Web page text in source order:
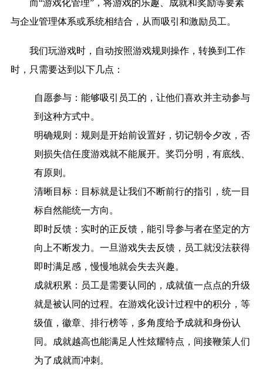
而“游戏化管理”， 将游戏的乐趣、成就和奖励等要素
与企业管理体系或系统相结合，从而吸引和激励员工。
我们玩游戏时，自动按照游戏规则操作，转换到工作
时，只需要达到以下几点：
自愿参与： 能够吸引员工的，让他们喜欢并主动参与
到这种方式中。
明确规则： 规则是开始前设置好，切记朝令夕改，否
则损失信任度游戏就不能展开。奖罚分明，有底线、
有原则。
清晰目标： 目标就是让我们不断前行的指引，统一目
标自然能统一方向。
即时反馈： 实时的正反馈，能引导参与者在坚定的方
向上不断发力。一旦游戏失去反馈，员工就没法获得
即时满足感，慢慢地就会失去兴趣。
成就积累： 员工是需要认同的，成就值一点点的升级
就是被认同的过程。在游戏化设计过程中的积分，等
级值，徽章、排行榜等，多角度给予成就和身份认
同。成就越高也能满足人性炫耀特点，间接鞭策人们
为了成就而冲刺。